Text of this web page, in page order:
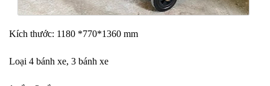
Kích thước: 1180 *770*1360 mm
Loại 4 bánh xe, 3 bánh xe